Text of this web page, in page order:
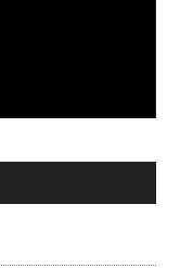
01:04
Corporación